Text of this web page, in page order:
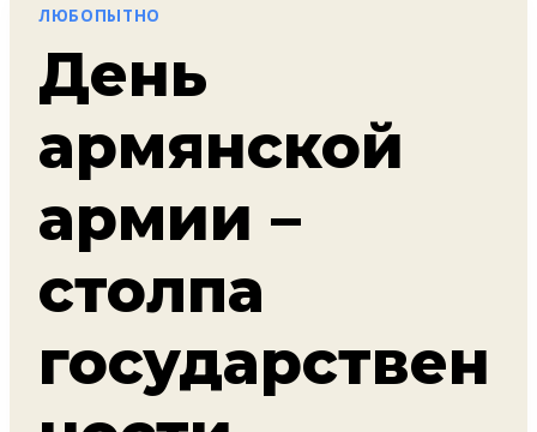
ЛЮБОПЫТНО
День
армянской
армии –
столпа
государствен